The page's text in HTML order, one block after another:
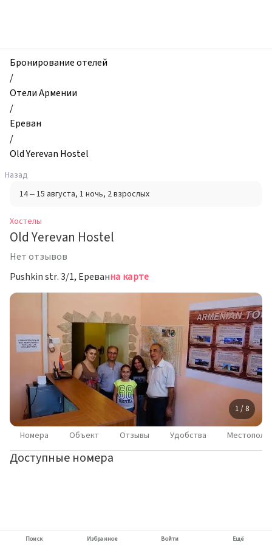
Old
Yerevan
Hostel,
Ереван,
Армения
Бронирование отелей
/
Отели Армении
/
Ереван
/
Old Yerevan Hostel
Назад
14 – 15 августа, 1 ночь, 2 взрослых
Хостелы
Old Yerevan Hostel
Нет отзывов
Pushkin str. 3/1, Ереванна карте
1 / 8
Номера Объект Отзывы Удобства
Доступные номера
Поиск Избранное Войти Ещё